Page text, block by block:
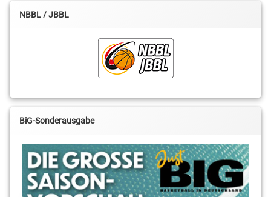
NBBL / JBBL
BiG-Sonderausgabe